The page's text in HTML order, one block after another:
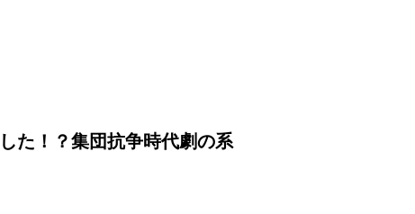
た！？集団抗争時代劇の系